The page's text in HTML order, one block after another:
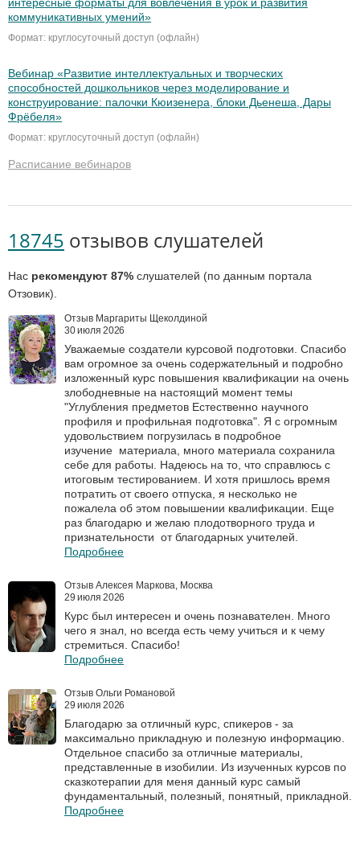
коммуникативных умений»
Формат: круглосуточный доступ (офлайн)
Вебинар «Развитие интеллектуальных и творческих
способностей дошкольников через моделирование и
конструирование: палочки Кюизенера, блоки Дьенеша, Дары
Фрёбеля»
Формат: круглосуточный доступ (офлайн)
Расписание вебинаров
18745 отзывов слушателей
Нас рекомендуют 87% слушателей (по данным портала
Отзовик).
Отзыв Маргариты Щеколдиной
30 июля 2026
Уважаемые создатели курсовой подготовки. Спасибо
вам огромное за очень содержательный и подробно
изложенный курс повышения квалификации на очень
злободневные на настоящий момент темы
"Углубления предметов Естественно научного
профиля и профильная подготовка". Я с огромным
удовольствием погрузилась в подробное
изучение материала, много материала сохранила
себе для работы. Надеюсь на то, что справлюсь с
итоговым тестированием. И хотя пришлось время
потратить от своего отпуска, я несколько не
пожалела об этом повышении квалификации. Еще
раз благодарю и желаю плодотворного труда и
признательности от благодарных учителей.
Подробнее
Отзыв Алексея Маркова, Москва
29 июля 2026
Курс был интересен и очень познавателен. Много
чего я знал, но всегда есть чему учиться и к чему
стремиться. Спасибо!
Подробнее
Отзыв Ольги Романовой
29 июля 2026
Благодарю за отличный курс, спикеров - за
максимально прикладную и полезную информацию.
Отдельное спасибо за отличные материалы,
представленные в изобилии. Из изученных курсов по
сказкотерапии для меня данный курс самый
фундаментальный, полезный, понятный, прикладной.
Подробнее